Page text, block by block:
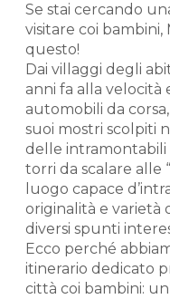
Se stai cercando
visitare coi
questo!
Dai villaggi degli
anni fa alla velocità
automobili da
suoi mostri scolpiti
delle intramontabili
torri da scalare alle
luogo capace
originalità e varietà
diversi spunti
Ecco perché
itinerario dedicato
città coi bambini: